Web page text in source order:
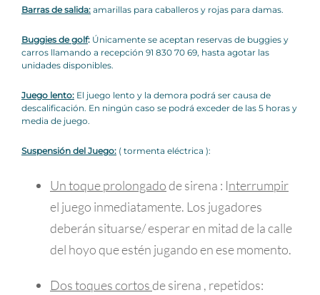
Barras de salida:amarillas para caballeros y rojas para damas.
Buggies de golf: Únicamente se aceptan reservas de buggies y
carros llamando a recepción 91 830 70 69, hasta agotar las
unidades disponibles.
Juego lento:El juego lento y la demora podrá ser causa de
descalificación. En ningún caso se podrá exceder de las 5 horas y
media de juego.
Suspensión del Juego:( tormenta eléctrica ):
Un toque prolongadode sirena : Interrumpir
el juego inmediatamente. Los jugadores
deberán situarse/ esperar en mitad de la calle
del hoyo que estén jugando en ese momento.
Dos toques cortosde sirena , repetidos: